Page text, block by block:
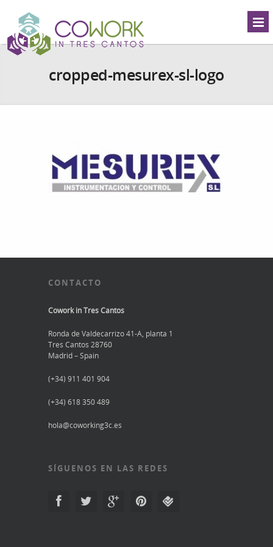
cropped-mesurex-sl-logo
CONTACTO
Cowork in Tres Cantos
Ronda de Valdecarrizo 41-A, planta 1
Tres Cantos 28760
Madrid – Spain
(+34) 911 401 904
(+34) 618 350 489
hola@coworking3c.es
SÍGUENOS EN LAS REDES